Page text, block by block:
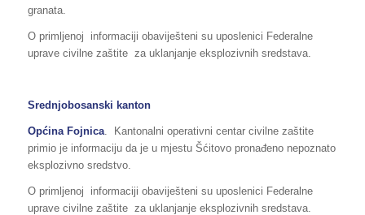
granata.
O primljenoj informaciji obaviješteni su uposlenici Federalne
uprave civilne zaštite za uklanjanje eksplozivnih sredstava.
Srednjobosanski kanton
Općina Fojnica. Kantonalni operativni centar civilne zaštite
primio je informaciju da je u mjestu Šćitovo pronađeno nepoznato
eksplozivno sredstvo.
O primljenoj informaciji obaviješteni su uposlenici Federalne
uprave civilne zaštite za uklanjanje eksplozivnih sredstava.